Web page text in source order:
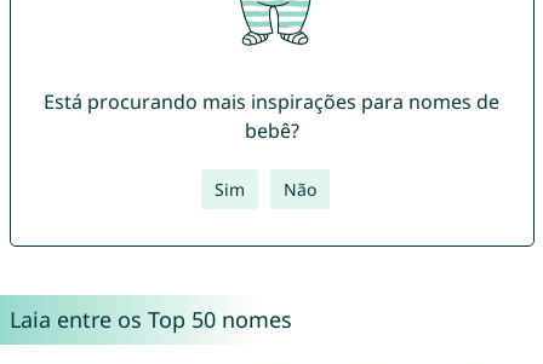
Está procurando mais inspirações para nomes de
bebê?
Sim Não
Laia entre os Top 50 nomes